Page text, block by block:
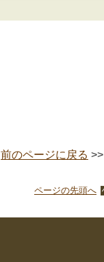
前のページに戻る >>
ページの先頭へ